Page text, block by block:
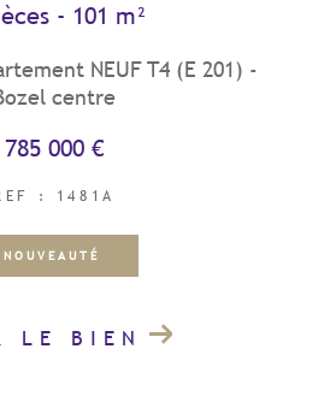
- 101 m²
NEUF T4 (E 201) -
centre
785 000 €
: 1481A
NOUVEAUTÉ
LE BIEN